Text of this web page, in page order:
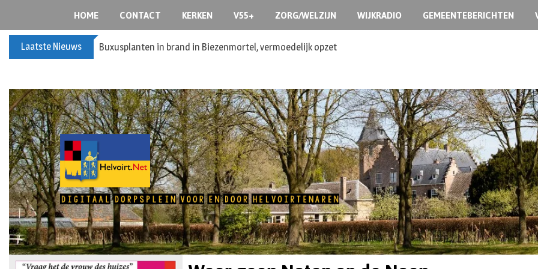
HOME CONTACT KERKEN V55+ ZORG/WELZIJN WIJKRADIO GEMEENTEBERICHTEN
Laatste Nieuws Spreidingswet asielzoekers: hoe zit dat?